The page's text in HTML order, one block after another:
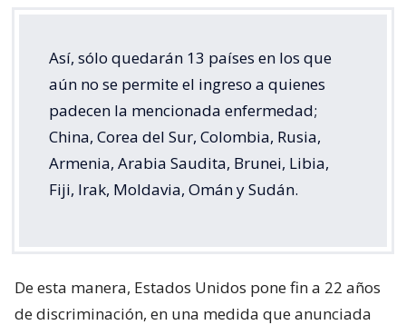
Así, sólo quedarán 13 países en los que
aún no se permite el ingreso a quienes
padecen la mencionada enfermedad;
China, Corea del Sur, Colombia, Rusia,
Armenia, Arabia Saudita, Brunei, Libia,
Fiji, Irak, Moldavia, Omán y Sudán.
De esta manera, Estados Unidos pone fin a 22 años
de discriminación, en una medida que anunciada